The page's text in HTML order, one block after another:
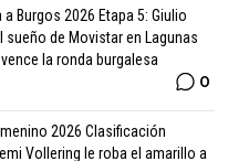
Burgos 2026 Etapa 5: Giulio
sueño de Movistar en Lagunas
la ronda burgalesa
0
2026 Clasificación
Vollering le roba el amarillo a